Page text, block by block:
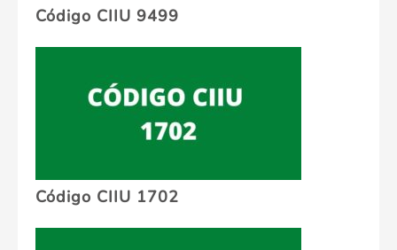
Código CIIU 9499
Código CIIU 1702